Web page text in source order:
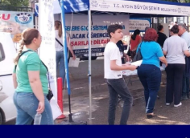
TARIM
TURİZM
YAŞAM